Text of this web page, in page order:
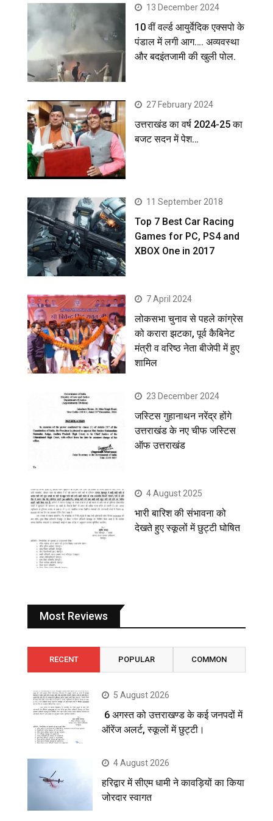
13 December 2024
10 वीं वर्ल्ड आयुर्वेदिक एक्सपो के
पंडाल में लगी आग…. अव्यवस्था
और बदइंतजामी की खुली पोल.
27 February 2024
उत्तराखंड का वर्ष 2024-25 का
बजट सदन में पेश…
11 September 2018
Top 7 Best Car Racing
Games for PC, PS4 and
XBOX One in 2017
7 April 2024
लोकसभा चुनाव से पहले कांग्रेस
को करारा झटका, पूर्व कैबिनेट
मंत्री व वरिष्ठ नेता बीजेपी में हुए
शामिल
23 December 2024
जस्टिस गुहानाथन नरेंद्र होंगे
उत्तराखंड के नए चीफ जस्टिस
ऑफ उत्तराखंड
4 August 2025
भारी बारिश की संभावना को
देखते हुए स्कूलों में छुट्टी घोषित
Most Reviews
RECENT POPULAR COMMON
5 August 2026
6 अगस्त को उत्तराखण्ड के कई जनपदों में
ऑरेंज अलर्ट, स्कूलों में छुट्टी।
4 August 2026
हरिद्वार में सीएम धामी ने कावड़ियों का किया
जोरदार स्वागत